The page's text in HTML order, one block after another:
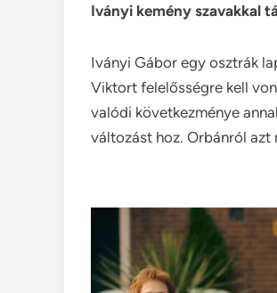
Iványi kemény szavakkal
Iványi Gábor egy osztrák
Viktort felelősségre kell
valódi következménye
változást hoz. Orbánról azt